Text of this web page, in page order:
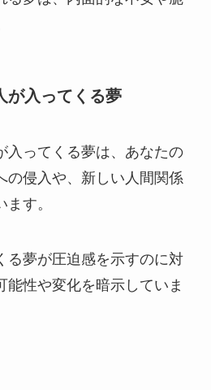
が入ってくる夢
入ってくる夢は、あなたの
の侵入や、新しい人間関係
す。
る夢が圧迫感を示すのに対
能性や変化を暗示していま